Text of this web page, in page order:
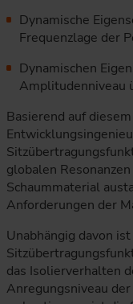
Dynamische
Frequenzlage der
Dynamischen
Amplitudenniveau
Basierend auf
globalen
Schaummaterial
Anforderungen der
Unabhängig davon
das Isolierverhalten
Anregungsniveau